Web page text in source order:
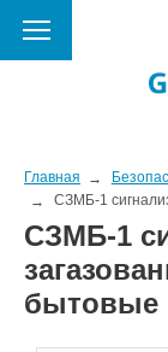
Главная
СЗМБ-1
СЗМБ-1
бытовые